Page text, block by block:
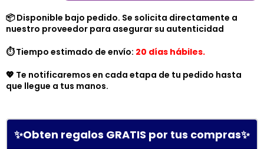
📦 Disponible bajo pedido. Se solicita directamente a
nuestro proveedor para asegurar su autenticidad
⏱️ Tiempo estimado de envío: 20 días hábiles.
💖 Te notificaremos en cada etapa de tu pedido hasta
que llegue a tus manos.
✨Obten regalos GRATIS por tus compras✨